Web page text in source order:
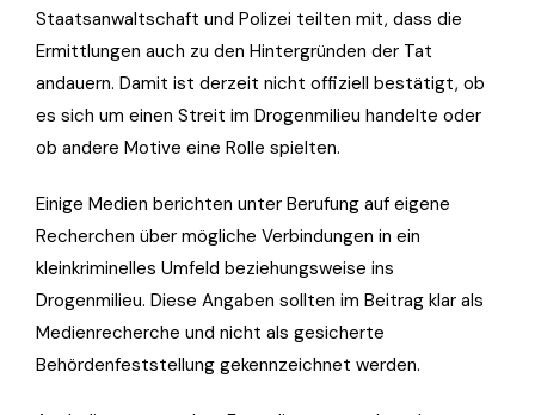
Staatsanwaltschaft und Polizei teilten mit, dass die
Ermittlungen auch zu den Hintergründen der Tat
andauern. Damit ist derzeit nicht offiziell bestätigt, ob
es sich um einen Streit im Drogenmilieu handelte oder
ob andere Motive eine Rolle spielten.
Einige Medien berichten unter Berufung auf eigene
Recherchen über mögliche Verbindungen in ein
kleinkriminelles Umfeld beziehungsweise ins
Drogenmilieu. Diese Angaben sollten im Beitrag klar als
Medienrecherche und nicht als gesicherte
Behördenfeststellung gekennzeichnet werden.